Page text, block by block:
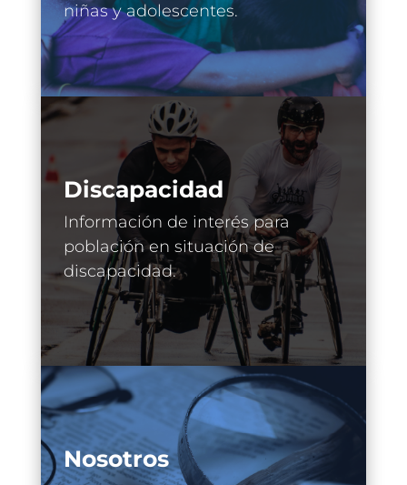
niñas y adolescentes.
Discapacidad
Información de interés para
población en situación de
discapacidad.
Nosotros